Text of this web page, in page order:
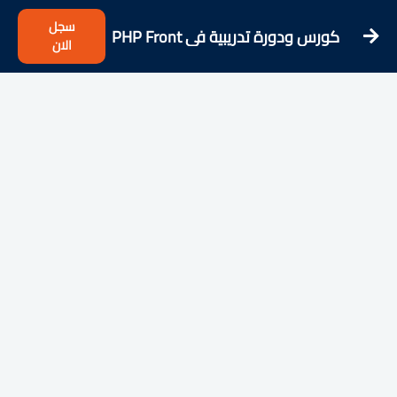
كورس ودورة تدريبية فى PHP Front
To Back
سجل
الان